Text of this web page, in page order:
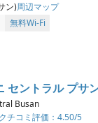
ン)周辺マップ
無料Wi-Fi
セントラル プサ
Busan
クチコミ評価： 4.50/5